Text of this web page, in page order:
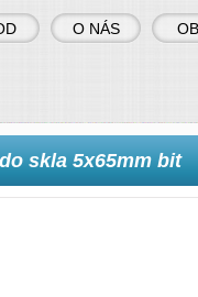
skla 5x65mm bit
O NÁS